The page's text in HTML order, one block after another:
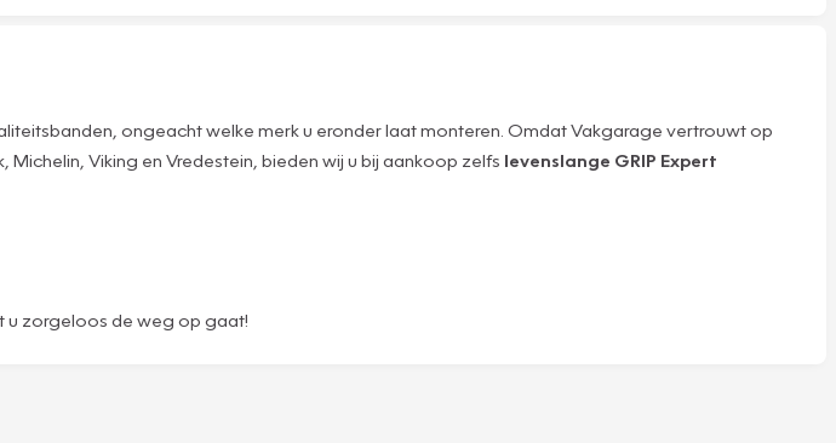
ongeacht welke merk u eronder laat monteren. Omdat Vakgarage vertrouwt op
Viking en Vredestein, bieden wij u bij aankoop zelfs levenslange GRIP Expert
u zorgeloos de weg op gaat!